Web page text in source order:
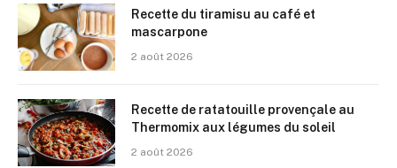
Recette du tiramisu au café et
mascarpone
2 août 2026
Recette de ratatouille provençale au
Thermomix aux légumes du soleil
2 août 2026